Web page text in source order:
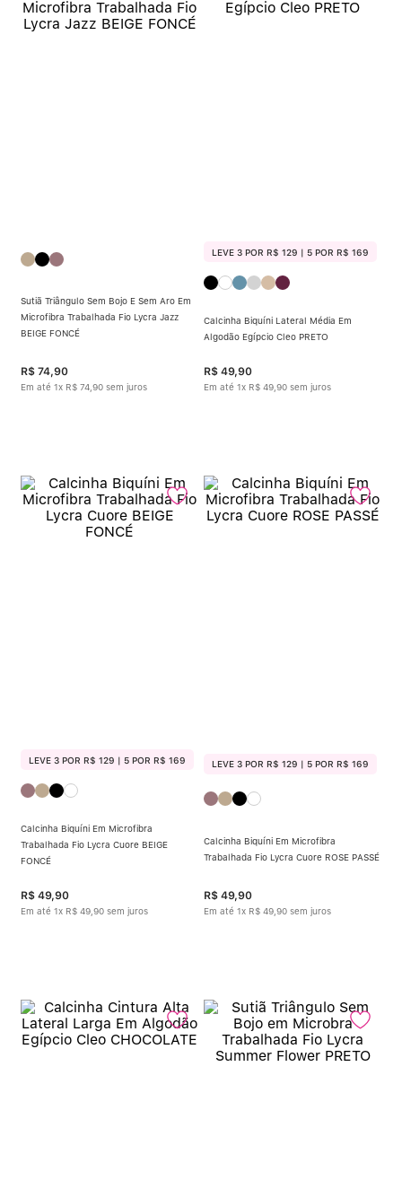
Sutiã Triângulo Sem Bojo E Sem Aro Em
Microfibra Trabalhada Fio Lycra Jazz
BEIGE FONCÉ
R$ 74,90
Em até 1x R$ 74 90 sem juros
LEVE 3 POR R$ 129 | 5 POR R$ 169
Calcinha Biquíni Lateral Média Em
Algodão Egípcio Cleo PRETO
R$ 49,90
Em até 1x R$ 49 90 sem juros
LEVE 3 POR R$ 129 | 5 POR R$ 169
Calcinha Biquíni Em Microfibra
Trabalhada Fio Lycra Cuore BEIGE
FONCÉ
R$ 49,90
Em até 1x R$ 49 90 sem juros
LEVE 3 POR R$ 129 | 5 POR R$ 169
Calcinha Biquíni Em Microfibra
Trabalhada Fio Lycra Cuore ROSE PASSÉ
R$ 49,90
Em até 1x R$ 49 90 sem juros